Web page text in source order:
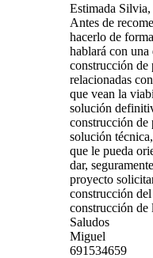
Estimada Silvia,
Antes de
hacerlo de
hablará con una
construcción de
relacionadas
que vean la
solución
construcción de
solución
que le pueda
dar,
proyecto
construcción
construcción de
Saludos
Miguel
691534659